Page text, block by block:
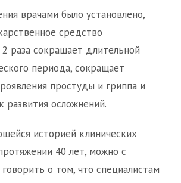
врачами было установлено,
средство
раза сокращает длительной
периода, сокращает
простуды и гриппа и
развития осложнений.
историей клинических
40 лет, можно с
о том, что специалистам